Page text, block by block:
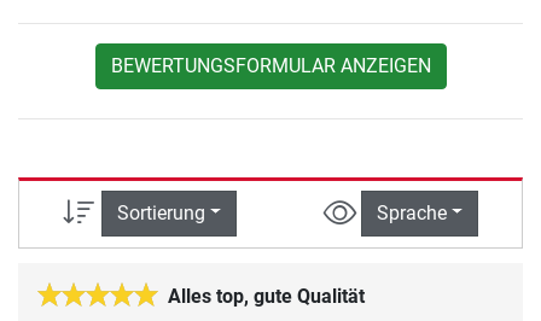
BEWERTUNGSFORMULAR ANZEIGEN
Sortierung Sprache
Alles top, gute Qualität